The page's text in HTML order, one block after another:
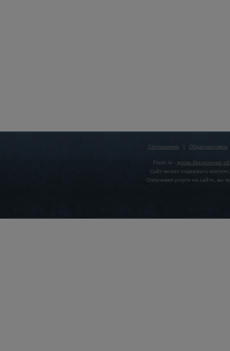
Соглашение | Обратная связь
Flado.ru - доска бесплатных
Сайт может содержать
Оплачивая услуги на сайте, вы